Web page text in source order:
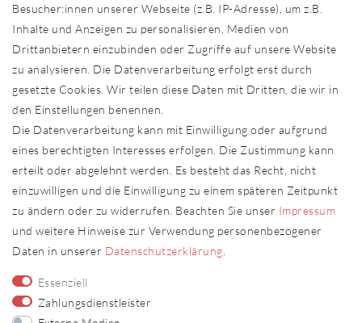
Zahlung und Versand
Shop-Service
Widerrufs­recht
Widerrufs­formular
Impressum
Daten­schutz­erklärung
AGB
Kontakt
Vertrag widerrufen Kontakt
Fachhändler
Fachhändler werden
Besucher:innen unserer Webseite (z.B. IP-Adresse), um z.B.
Inhalte und Anzeigen zu personalisieren, Medien von
Drittanbietern einzubinden oder Zugriffe auf unsere Website
zu analysieren. Die Datenverarbeitung erfolgt erst durch
gesetzte Cookies. Wir teilen diese Daten mit Dritten, die wir in
den Einstellungen benennen.
Die Datenverarbeitung kann mit Einwilligung oder aufgrund
eines berechtigten Interesses erfolgen. Die Zustimmung kann
erteilt oder abgelehnt werden. Es besteht das Recht, nicht
einzuwilligen und die Einwilligung zu einem späteren Zeitpunkt
zu ändern oder zu widerrufen. Beachten Sie unser Impressum
und weitere Hinweise zur Verwendung personenbezogener
Daten in unserer Daten­schutz­erklärung
Essenziell
Zahlungsdienstleister